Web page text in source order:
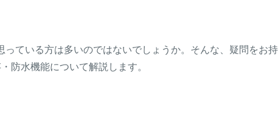
ている方は多いのではないでしょうか。そんな、疑問をお持
防水機能について解説します。